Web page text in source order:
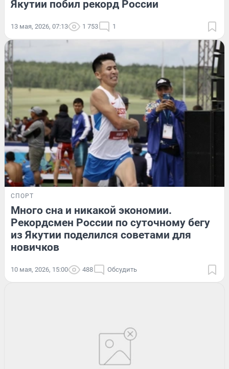
Якутии побил рекорд России
13 мая, 2026, 07:13 1 753 1
СПОРТ
Много сна и никакой экономии.
Рекордсмен России по суточному бегу
из Якутии поделился советами для
новичков
10 мая, 2026, 15:00 488 Обсудить